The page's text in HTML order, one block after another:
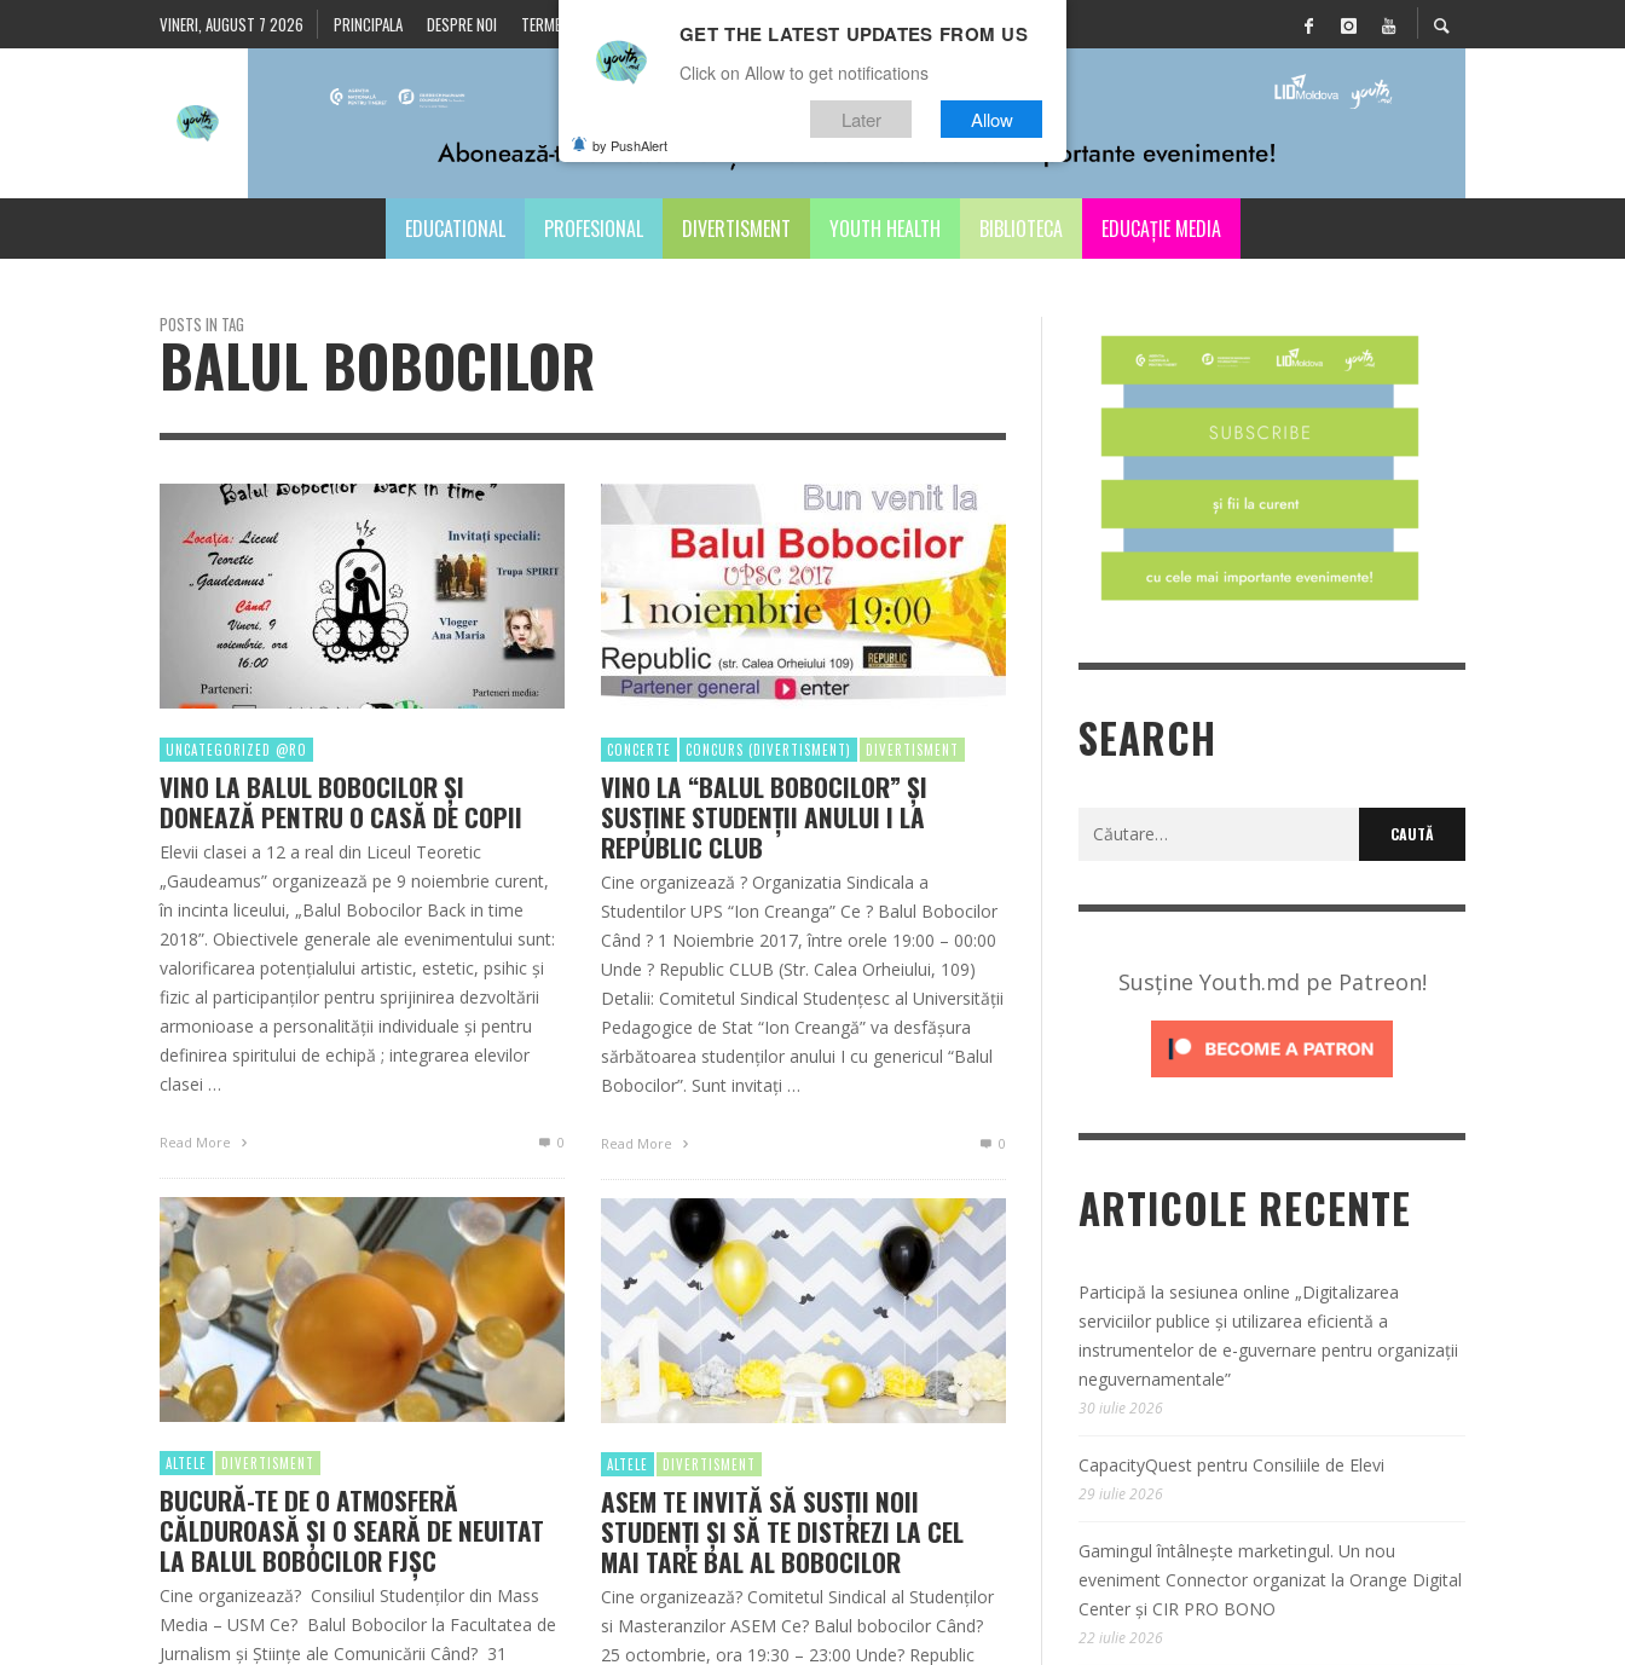
VINERI, AUGUST 7 2026 PRINCIPALA DESPRE NOI TERMENI ȘI CONDIȚII CONTACTE
EDUCATIONAL PROFESIONAL DIVERTISMENT YOUTH HEALTH BIBLIOTECA EDUCAȚIE MEDIA
POSTS IN TAG
BALUL BOBOCILOR
UNCATEGORIZED @RO
VINO LA BALUL BOBOCILOR ŞI
DONEAZĂ PENTRU O CASĂ DE COPII
Elevii clasei a 12 a real din Liceul Teoretic
„Gaudeamus” organizează pe 9 noiembrie curent,
în incinta liceului, „Balul Bobocilor Back in time
2018”. Obiectivele generale ale evenimentului sunt:
valorificarea potenţialului artistic, estetic, psihic şi
fizic al participanților pentru sprijinirea dezvoltării
armonioase a personalităţii individuale şi pentru
definirea spiritului de echipă ; integrarea elevilor
clasei …
Read More 0
CONCERTE CONCURS (DIVERTISMENT) DIVERTISMENT
VINO LA “BALUL BOBOCILOR” ŞI
SUSŢINE STUDENŢII ANULUI I LA
REPUBLIC CLUB
Cine organizează ? Organizatia Sindicala a
Studentilor UPS “Ion Creanga” Ce ? Balul Bobocilor
Când ? 1 Noiembrie 2017, între orele 19:00 – 00:00
Unde ? Republic CLUB (Str. Calea Orheiului, 109)
Detalii: Comitetul Sindical Studențesc al Universității
Pedagogice de Stat “Ion Creangă” va desfășura
sărbătoarea studenţilor anului I cu genericul “Balul
Bobocilor”. Sunt invitaţi …
Read More 0
ALTELE DIVERTISMENT
BUCURĂ-TE DE O ATMOSFERĂ
CĂLDUROASĂ ȘI O SEARĂ DE NEUITAT
LA BALUL BOBOCILOR FJȘC
Cine organizează? Consiliul Studenților din Mass
Media – USM Ce? Balul Bobocilor la Facultatea de
Jurnalism şi Științe ale Comunicării Când? 31
ALTELE DIVERTISMENT
ASEM TE INVITĂ SĂ SUSȚII NOII
STUDENȚI ȘI SĂ TE DISTREZI LA CEL
MAI TARE BAL AL BOBOCILOR
Cine organizează? Comitetul Sindical al Studenților
si Masteranzilor ASEM Ce? Balul bobocilor Când?
25 octombrie, ora 19:30 – 23:00 Unde? Republic
SEARCH
Caută
Susține Youth.md pe Patreon!
ARTICOLE RECENTE
Participă la sesiunea online „Digitalizarea
serviciilor publice și utilizarea eficientă a
instrumentelor de e-guvernare pentru organizații
neguvernamentale”
30 iulie 2026
CapacityQuest pentru Consiliile de Elevi
29 iulie 2026
Gamingul întâlnește marketingul. Un nou
eveniment Connector organizat la Orange Digital
Center și CIR PRO BONO
22 iulie 2026
GET THE LATEST UPDATES FROM US
Click on Allow to get notifications
Later Allow
by PushAlert